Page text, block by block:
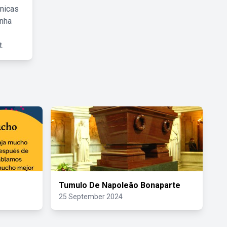
Tumulo De Napoleão Bonaparte
25 September 2024